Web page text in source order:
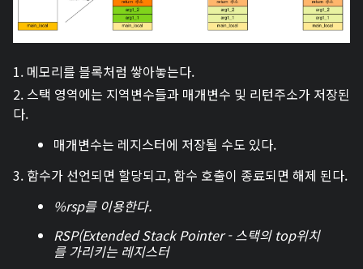
1. 메모리를 블록처럼 쌓아놓는다.
2. 스택 영역에는 지역변수들과 매개변수 및 리턴주소가 저장된
다.
매개변수는 레지스터에 저장될 수도 있다.
3. 함수가 선언되면 할당되고, 함수 호출이 종료되면 해제 된다.
%rsp를 이용한다.
RSP(Extended Stack Pointer - 스택의 top위치
를 가리키는 레지스터